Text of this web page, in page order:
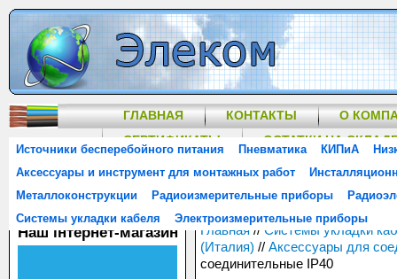
ГЛАВНАЯ КОНТАКТЫ
О
СЕРТИФИКАТЫ
ОСТАТКИ НА
Источники бесперебойного питания Пневматика КИПиА
Аксессуары и инструмент для монтажных работ
Металлоконструкции
Радиоизмерительные приборы
Системы укладки кабеля
Электроизмерительные приборы
Главная // Системы укладки
(Италия) // Аксессуары для
соединительные IP40
Наш інтернет-магазин